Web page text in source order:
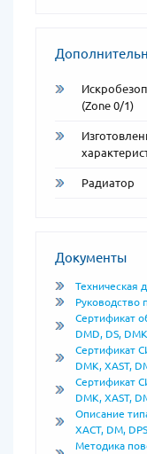
(Zone 0/1)
Радиатор
Документы
Техническая
Руководство
Сертификат
DMD, DS,
Сертификат
DMK, XAST,
Сертификат
DMK, XAST,
Описание
XACT, DM,
Методика